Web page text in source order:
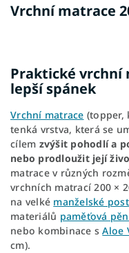
Vrchní matrace
Praktické vrchní
lepší spánek
Vrchní matrace (topper,
tenká vrstva, která se
cílem zvýšit pohodlí a
nebo prodloužit její
matrace v různých
vrchních matrací 200 ×
na velké manželské
materiálů paměťová
nebo kombinace sAloe
cm).